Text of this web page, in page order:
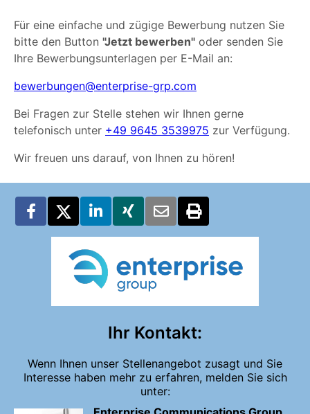
Für eine einfache und zügige Bewerbung nutzen Sie
bitte den Button "Jetzt bewerben" oder senden Sie
Ihre Bewerbungsunterlagen per E-Mail an:
bewerbungen@enterprise-grp.com
Bei Fragen zur Stelle stehen wir Ihnen gerne
telefonisch unter +49 9645 3539975 zur Verfügung.
Wir freuen uns darauf, von Ihnen zu hören!
Ihr Kontakt:
Wenn Ihnen unser Stellenangebot zusagt und Sie
Interesse haben mehr zu erfahren, melden Sie sich
unter: